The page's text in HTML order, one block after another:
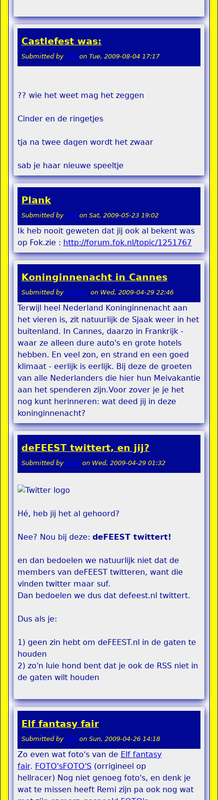
Castlefest was:
Submitted by stel on Tue, 2009-08-04 17:17
?? wie het weet mag het zeggen
Cinder en de ringetjes
tja na twee dagen wordt het zwaar
sab je haar nieuwe speeltje
Plank
Submitted by stel on Sat, 2009-05-23 19:02
Ik heb nooit geweten dat jij ook al bekent was
op Fok.zie : http://forum.fok.nl/topic/1251767
Koninginnenacht in Cannes
Submitted by ULIfanton Wed, 2009-04-29 22:46
Terwijl heel Nederland Koninginnenacht aan
het vieren is, zit natuurlijk de Sjaak weer in het
buitenland. In Cannes, daarzo in Frankrijk -
waar ze alleen dure auto's en grote hotels
hebben. En veel zon, en strand en een goed
klimaat - eerlijk is eerlijk. Bij deze de groeten
van alle Nederlanders die hier hun Meivakantie
aan het spenderen zijn.Voor zover je je het
nog kunt herinneren: wat deed jij in deze
koninginnenacht?
deFEEST twittert, en jij?
Submitted by remi on Wed, 2009-04-29 01:32
Hé, heb jij het al gehoord?
Nee? Nou bij deze: deFEEST twittert!
en dan bedoelen we natuurlijk niet dat de
members van deFEEST twitteren, want die
vinden twitter maar suf.
Dan bedoelen we dus dat defeest.nl twittert.
Dus als je:
1) geen zin hebt om deFEEST.nl in de gaten te
houden
2) zo'n luie hond bent dat je ook de RSS niet in
de gaten wilt houden
Elf fantasy fair
Submitted by stel on Sun, 2009-04-26 14:18
Zo even wat foto's van de Elf fantasy
fair. FOTO'sFOTO'S (orrigineel op
hellracer) Nog niet genoeg foto's, en denk je
wat te missen heeft Remi zijn pa ook nog wat